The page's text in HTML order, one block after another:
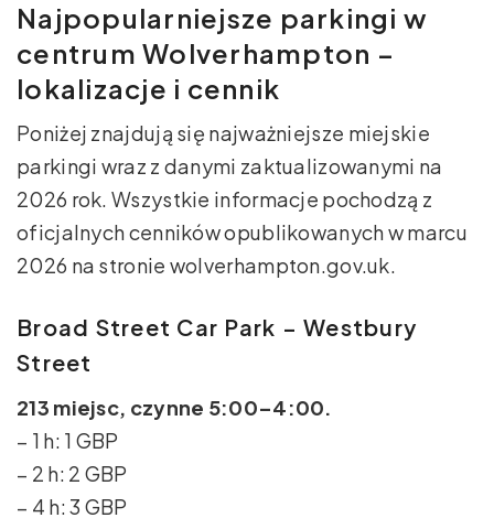
Najpopularniejsze parkingi w
centrum Wolverhampton –
lokalizacje i cennik
Poniżej znajdują się najważniejsze miejskie
parkingi wraz z danymi zaktualizowanymi na
2026 rok. Wszystkie informacje pochodzą z
oficjalnych cenników opublikowanych w marcu
2026 na stronie wolverhampton.gov.uk.
Broad Street Car Park – Westbury
Street
213 miejsc, czynne 5:00–4:00.
– 1 h: 1 GBP
– 2 h: 2 GBP
– 4 h: 3 GBP